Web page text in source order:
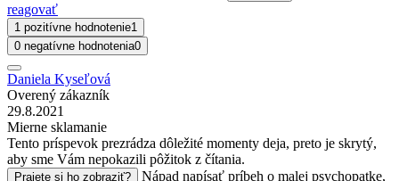
reagovať
1 pozitívne hodnotenie1
0 negatívne hodnotenia0
Daniela Kyseľová
Overený zákazník
29.8.2021
Mierne sklamanie
Tento príspevok prezrádza dôležité momenty deja, preto je skrytý,
aby sme Vám nepokazili pôžitok z čítania.
Prajete si ho zobraziť?
Nápad napísať príbeh o malej psychopatke,